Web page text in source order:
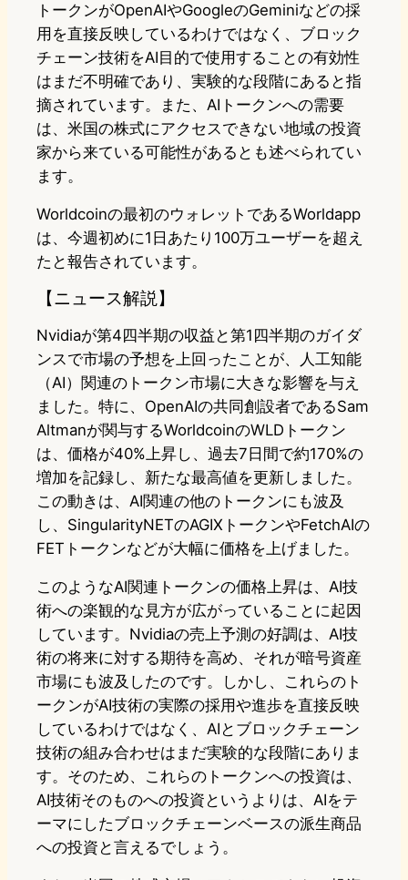
トークンがOpenAIやGoogleのGeminiなどの採
用を直接反映しているわけではなく、ブロック
チェーン技術をAI目的で使用することの有効性
はまだ不明確であり、実験的な段階にあると指
摘されています。また、AIトークンへの需要
は、米国の株式にアクセスできない地域の投資
家から来ている可能性があるとも述べられてい
ます。
Worldcoinの最初のウォレットであるWorldapp
は、今週初めに1日あたり100万ユーザーを超え
たと報告されています。
【ニュース解説】
Nvidiaが第4四半期の収益と第1四半期のガイダ
ンスで市場の予想を上回ったことが、人工知能
（AI）関連のトークン市場に大きな影響を与え
ました。特に、OpenAIの共同創設者であるSam
Altmanが関与するWorldcoinのWLDトークン
は、価格が40%上昇し、過去7日間で約170%の
増加を記録し、新たな最高値を更新しました。
この動きは、AI関連の他のトークンにも波及
し、SingularityNETのAGIXトークンやFetchAIの
FETトークンなどが大幅に価格を上げました。
このようなAI関連トークンの価格上昇は、AI技
術への楽観的な見方が広がっていることに起因
しています。Nvidiaの売上予測の好調は、AI技
術の将来に対する期待を高め、それが暗号資産
市場にも波及したのです。しかし、これらのト
ークンがAI技術の実際の採用や進歩を直接反映
しているわけではなく、AIとブロックチェーン
技術の組み合わせはまだ実験的な段階にありま
す。そのため、これらのトークンへの投資は、
AI技術そのものへの投資というよりは、AIをテ
ーマにしたブロックチェーンベースの派生商品
への投資と言えるでしょう。